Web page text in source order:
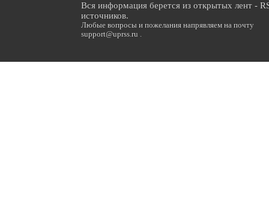
Вся информация берется из открытых лент -
источников.
Любые вопросы и пожелания напрявляем на почту
support@uprss.ru .